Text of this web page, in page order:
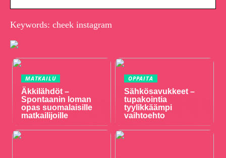
Keywords: cheek instagram
MATKAILU
Äkkilähdöt –
Spontaanin loman
opas suomalaisille
matkailijoille
OPPAITA
Sähkösavukkeet –
tupakointia
tyylikkäämpi
vaihtoehto